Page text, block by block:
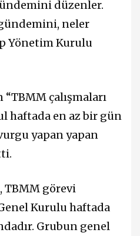
düzenler.
neler
Yönetim Kurulu
çalışmaları
haftada en az bir gün
yapan yapan
TBMM görevi
Kurulu haftada
Grubun genel